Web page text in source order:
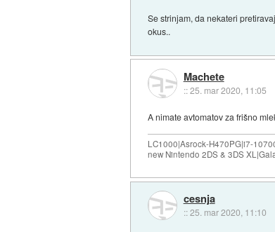
Se strinjam, da nekateri
okus..
Machete
::25. mar 2020, 11:05
A nimate avtomatov za frišno
LC1000|Asrock-H470PG|i7-
new Nintendo 2DS & 3DS
cesnja
::25. mar 2020, 11:10